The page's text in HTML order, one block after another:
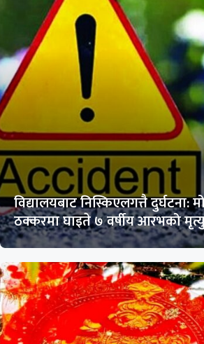
विद्यालयबाट निस्किएलगत्तै
ठक्करमा घाइते ७ वर्षीय आरभको मृत्यु